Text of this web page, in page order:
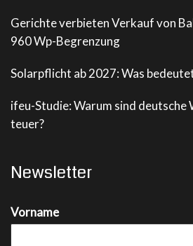
Gerichte verbieten Verkauf von
960 Wp-Begrenzung
Solarpflicht ab 2027: Was
ifeu-Studie: Warum sind deutsche
teuer?
Newsletter
Vorname